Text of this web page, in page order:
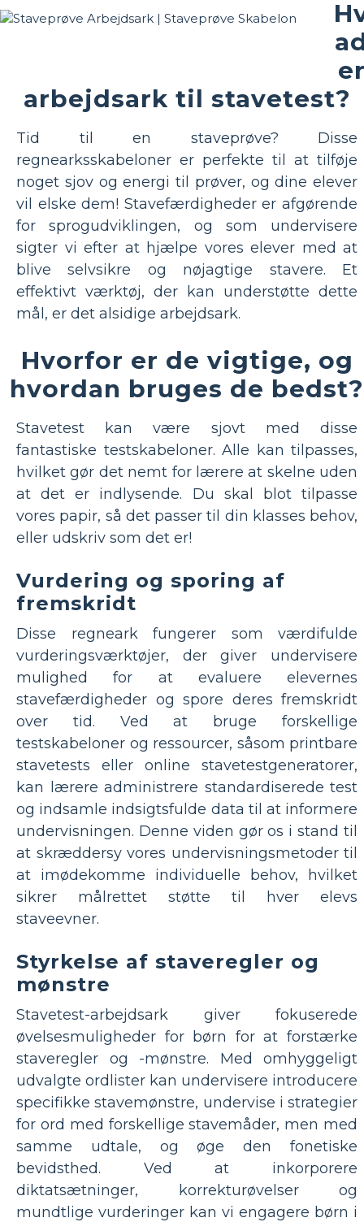
arbejdsark til stavetest?
Tid til en staveprøve? Disse
regnearksskabeloner er perfekte til at tilføje
noget sjov og energi til prøver, og dine elever
vil elske dem! Stavefærdigheder er afgørende
for sprogudviklingen, og som undervisere
sigter vi efter at hjælpe vores elever med at
blive selvsikre og nøjagtige stavere. Et
effektivt værktøj, der kan understøtte dette
mål, er det alsidige arbejdsark.
Hvorfor er de vigtige, og
hvordan bruges de bedst?
Stavetest kan være sjovt med disse
fantastiske testskabeloner. Alle kan tilpasses,
hvilket gør det nemt for lærere at skelne uden
at det er indlysende. Du skal blot tilpasse
vores papir, så det passer til din klasses behov,
eller udskriv som det er!
Vurdering og sporing af
fremskridt
Disse regneark fungerer som værdifulde
vurderingsværktøjer, der giver undervisere
mulighed for at evaluere elevernes
stavefærdigheder og spore deres fremskridt
over tid. Ved at bruge forskellige
testskabeloner og ressourcer, såsom printbare
stavetests eller online stavetestgeneratorer,
kan lærere administrere standardiserede test
og indsamle indsigtsfulde data til at informere
undervisningen. Denne viden gør os i stand til
at skræddersy vores undervisningsmetoder til
at imødekomme individuelle behov, hvilket
sikrer målrettet støtte til hver elevs
staveevner.
Styrkelse af staveregler og
mønstre
Stavetest-arbejdsark giver fokuserede
øvelsesmuligheder for børn for at forstærke
staveregler og -mønstre. Med omhyggeligt
udvalgte ordlister kan undervisere introducere
specifikke stavemønstre, undervise i strategier
for ord med forskellige stavemåder, men med
samme udtale, og øge den fonetiske
bevidsthed. Ved at inkorporere
diktatsætninger, korrekturøvelser og
mundtlige vurderinger kan vi engagere børn i